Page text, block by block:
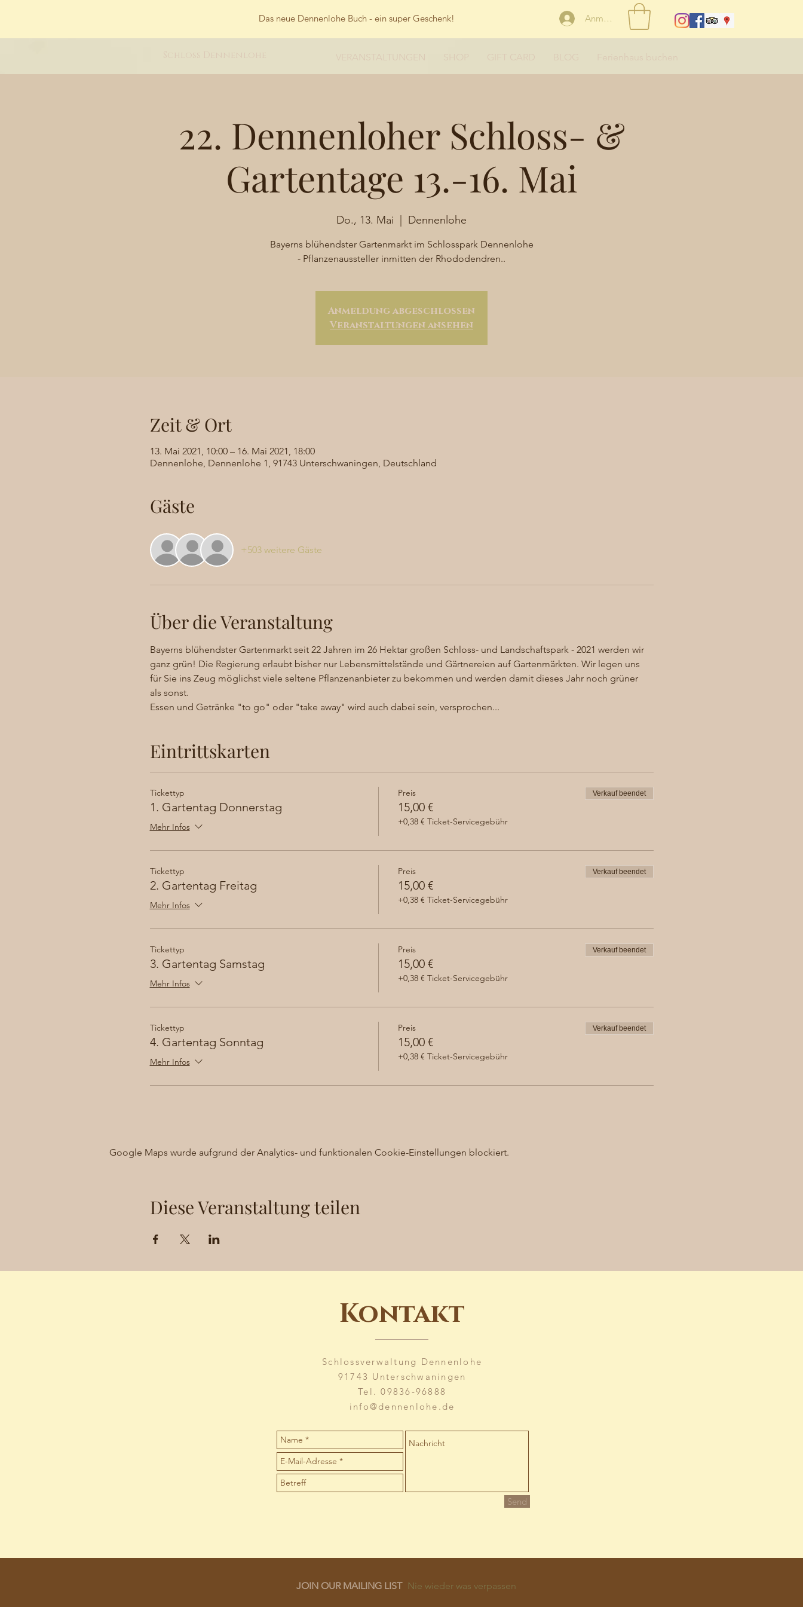
Das neue Dennenlohe Buch - ein super Geschenk! Anmelden
22. Dennenloher Schloss- &
Gartentage 13.-16. Mai
Do., 13. Mai Dennenlohe
Bayerns blühendster Gartenmarkt im Schlosspark Dennenlohe
- Pflanzenaussteller inmitten der Rhododendren..
Anmeldung abgeschlossen
Veranstaltungen ansehen
Zeit & Ort
13. Mai 2021, 10:00 – 16. Mai 2021, 18:00
Dennenlohe, Dennenlohe 1, 91743 Unterschwaningen, Deutschland
Gäste
+503 weitere Gäste
Über die Veranstaltung
Bayerns blühendster Gartenmarkt seit 22 Jahren im 26 Hektar großen Schloss- und Landschaftspark - 2021 werden wir
ganz grün! Die Regierung erlaubt bisher nur Lebensmittelstände und Gärtnereien auf Gartenmärkten. Wir legen uns
für Sie ins Zeug möglichst viele seltene Pflanzenanbieter zu bekommen und werden damit dieses Jahr noch grüner
als sonst.
Essen und Getränke "to go" oder "take away" wird auch dabei sein, versprochen...
Eintrittskarten
Tickettyp
1. Gartentag Donnerstag
Mehr Infos
Preis
15,00 €
+0,38 € Ticket-Servicegebühr
Verkauf beendet
Tickettyp
2. Gartentag Freitag
Mehr Infos
Preis
15,00 €
+0,38 € Ticket-Servicegebühr
Verkauf beendet
Tickettyp
3. Gartentag Samstag
Mehr Infos
Preis
15,00 €
+0,38 € Ticket-Servicegebühr
Verkauf beendet
Tickettyp
4. Gartentag Sonntag
Mehr Infos
Preis
15,00 €
+0,38 € Ticket-Servicegebühr
Verkauf beendet
Google Maps wurde aufgrund der Analytics- und funktionalen Cookie-Einstellungen blockiert.
Diese Veranstaltung teilen
Kontakt
Schlossverwaltung Dennenlohe
91743 Unterschwaningen
Tel. 09836-96888
info@dennenlohe.de
Send
JOIN OUR MAILING LIST Nie wieder was verpassen